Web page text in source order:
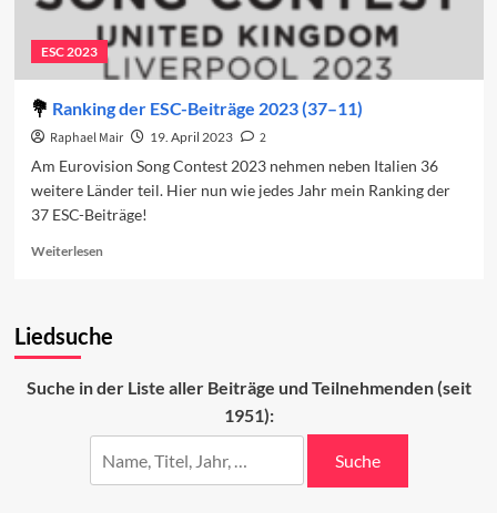
ESC 2023
Ranking der ESC-Beiträge 2023 (37–11)
Raphael Mair 19. April 2023
2
Am Eurovision Song Contest 2023 nehmen neben Italien 36
weitere Länder teil. Hier nun wie jedes Jahr mein Ranking der
37 ESC-Beiträge!
WeiterlesenRead
der
2023
11)
Liedsuche
Suche in der Liste aller Beiträge und Teilnehmenden (seit
1951):
Suche